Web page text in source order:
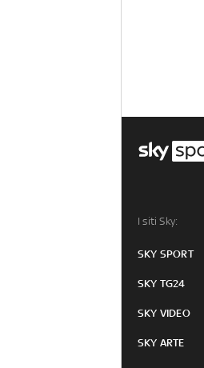
I siti Sky:
SKY SPORT
SKY TG24
SKY VIDEO
SKY ARTE